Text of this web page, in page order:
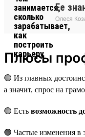
Ее
Олеся
Плюсы
🟢 Из главных
а значит, спрос на
🟢 Есть возможность
🟢 Частые изменения в